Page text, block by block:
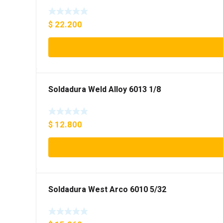
$ 22.200
Soldadura Weld Alloy 6013 1/8
$ 12.800
Soldadura West Arco 6010 5/32